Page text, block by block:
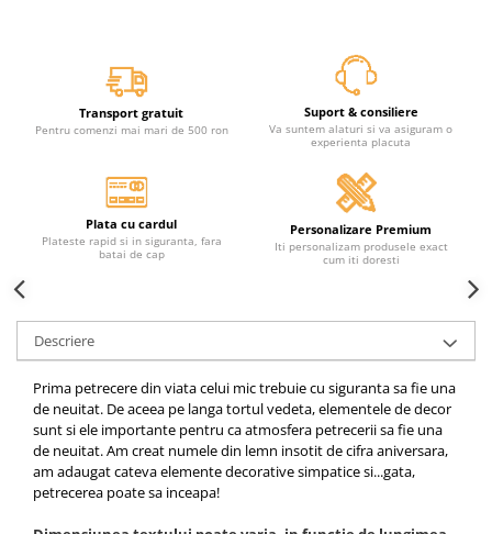
Transport gratuit
Pentru comenzi mai mari de 500 ron
Suport & consiliere
Va suntem alaturi si va asiguram o
experienta placuta
Plata cu cardul
Plateste rapid si in siguranta, fara
batai de cap
Personalizare Premium
Iti personalizam produsele exact
cum iti doresti
Descriere
Prima petrecere din viata celui mic trebuie cu siguranta sa fie una
de neuitat. De aceea pe langa tortul vedeta, elementele de decor
sunt si ele importante pentru ca atmosfera petrecerii sa fie una
de neuitat. Am creat numele din lemn insotit de cifra aniversara,
am adaugat cateva elemente decorative simpatice si...gata,
petrecerea poate sa inceapa!